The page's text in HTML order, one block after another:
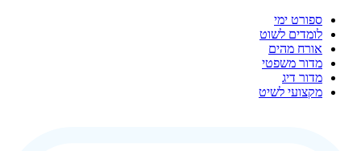
ספורט ימי
לומדים לשוט
אורח מהים
מדור משפטי
מדור דיג
מקצועי לשיט